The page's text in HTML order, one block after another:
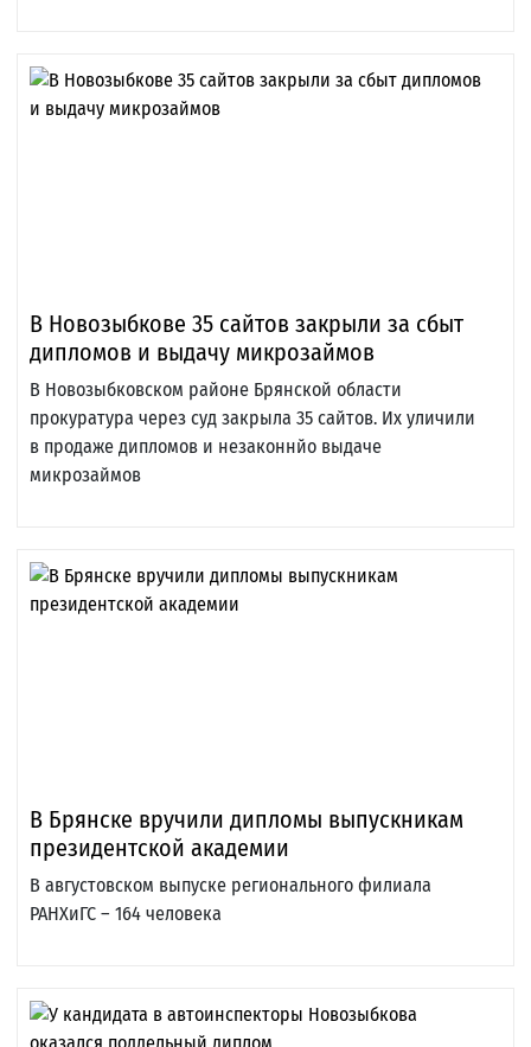
В Новозыбкове 35 сайтов закрыли за сбыт
дипломов и выдачу микрозаймов
В Новозыбковском районе Брянской области
прокуратура через суд закрыла 35 сайтов. Их уличили
в продаже дипломов и незаконнйо выдаче
микрозаймов
В Брянске вручили дипломы выпускникам
президентской академии
В августовском выпуске регионального филиала
РАНХиГС – 164 человека